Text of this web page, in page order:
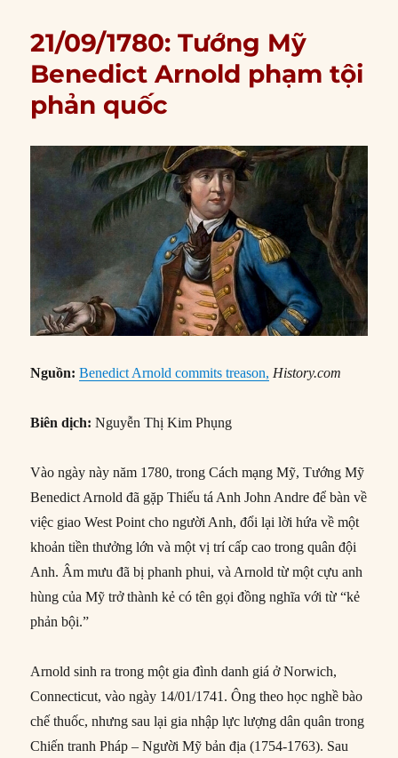
21/09/1780: Tướng Mỹ
Benedict Arnold phạm tội
phản quốc
Nguồn: Benedict Arnold commits treason, History.com
Biên dịch: Nguyễn Thị Kim Phụng
Vào ngày này năm 1780, trong Cách mạng Mỹ, Tướng Mỹ
Benedict Arnold đã gặp Thiếu tá Anh John Andre để bàn về
việc giao West Point cho người Anh, đổi lại lời hứa về một
khoản tiền thưởng lớn và một vị trí cấp cao trong quân đội
Anh. Âm mưu đã bị phanh phui, và Arnold từ một cựu anh
hùng của Mỹ trở thành kẻ có tên gọi đồng nghĩa với từ “kẻ
phản bội.”
Arnold sinh ra trong một gia đình danh giá ở Norwich,
Connecticut, vào ngày 14/01/1741. Ông theo học nghề bào
chế thuốc, nhưng sau lại gia nhập lực lượng dân quân trong
Chiến tranh Pháp – Người Mỹ bản địa (1754-1763). Sau